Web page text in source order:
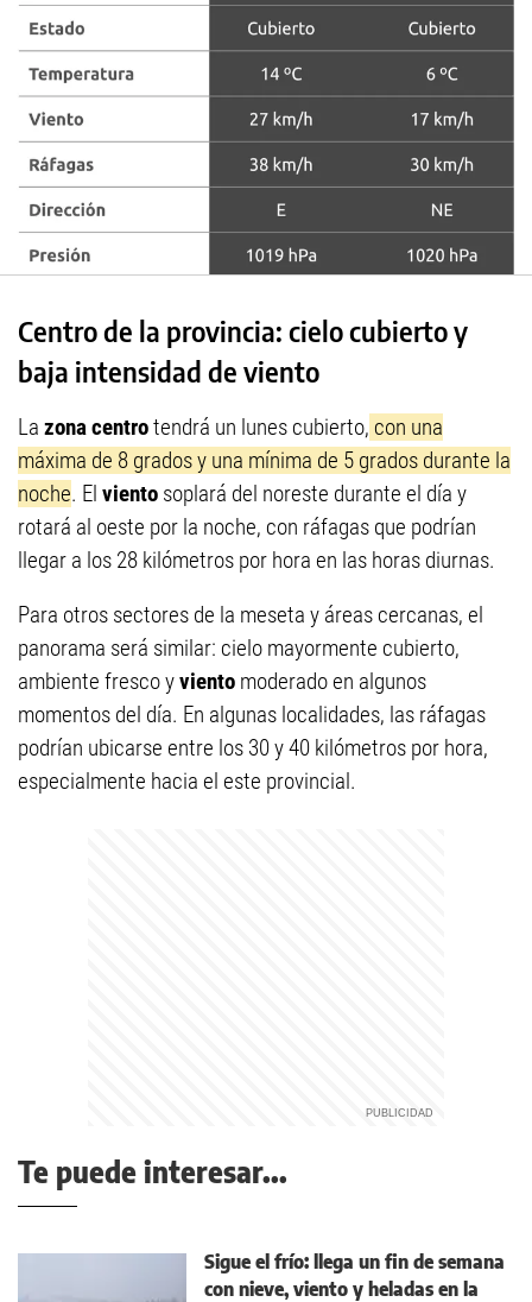
Centro de la provincia: cielo cubierto y
baja intensidad de viento
La zona centrotendrá un lunes cubierto, con una
máxima de 8 grados y una mínima de 5 grados durante la
noche. El viento soplará del noreste durante el día y
rotará al oeste por la noche, con ráfagas que podrían
llegar a los 28 kilómetros por hora en las horas diurnas.
Para otros sectores de la meseta y áreas cercanas, el
panorama será similar: cielo mayormente cubierto,
ambiente fresco yviento moderado en algunos
momentos del día. En algunas localidades, las ráfagas
podrían ubicarse entre los 30 y 40 kilómetros por hora,
especialmente hacia el este provincial.
Te puede interesar...
Sigue el frío: llega un fin de semana
con nieve, viento y heladas en la